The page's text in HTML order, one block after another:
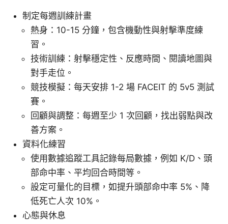
制定每週訓練計畫
熱身：10-15 分鐘，包含機動性與射擊準度練
習。
技術訓練：射擊穩定性、反應時間、閱讀地圖與
對手走位。
競技模擬：每天安排 1-2 場 FACEIT 的 5v5 測試
賽。
回顧與調整：每週至少 1 次回顧，找出弱點與改
善方案。
資料化練習
使用數據追蹤工具記錄每局數據，例如 K/D、頭
部命中率、平均回合時間等。
設定可量化的目標，如提升頭部命中率 5%、降
低死亡人次 10%。
心態與休息